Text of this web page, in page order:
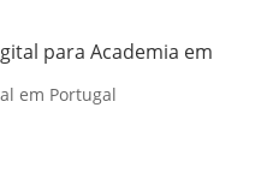
para Academia em
em Portugal